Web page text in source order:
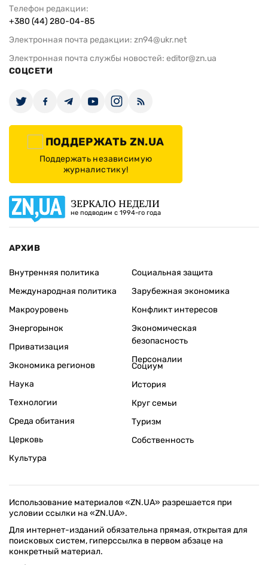
Телефон редакции:
+380 (44) 280-04-85
Электронная почта редакции: zn94@ukr.net
Электронная почта службы новостей: editor@zn.ua
СОЦСЕТИ
ПОДДЕРЖАТЬ ZN.UA
Поддержать независимую
журналистику!
ЗЕРКАЛО НЕДЕЛИ
не подводим с 1994-го года
АРХИВ
Внутренняя политика
Международная политика
Макроуровень
Энергорынок
Приватизация
Экономика регионов
Социальная защита
Зарубежная экономика
Конфликт интересов
Экономическая
безопасность
Персоналии
Наука
Технологии
Среда обитания
Церковь
Культура
Социум
История
Круг семьи
Туризм
Собственность
Использование материалов «ZN.UA» разрешается при
условии ссылки на «ZN.UA».
Для интернет-изданий обязательна прямая, открытая для
поисковых систем, гиперссылка в первом абзаце на
конкретный материал.